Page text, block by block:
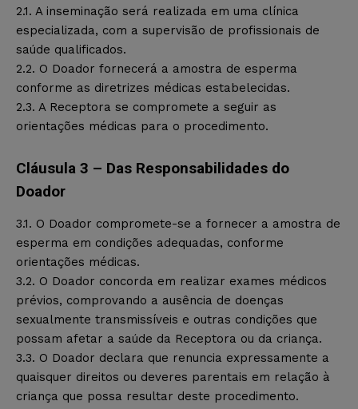
2.1. A inseminação será realizada em uma clínica
especializada, com a supervisão de profissionais de
saúde qualificados.
2.2. O Doador fornecerá a amostra de esperma
conforme as diretrizes médicas estabelecidas.
2.3. A Receptora se compromete a seguir as
orientações médicas para o procedimento.
Cláusula 3 – Das Responsabilidades do
Doador
3.1. O Doador compromete-se a fornecer a amostra de
esperma em condições adequadas, conforme
orientações médicas.
3.2. O Doador concorda em realizar exames médicos
prévios, comprovando a ausência de doenças
sexualmente transmissíveis e outras condições que
possam afetar a saúde da Receptora ou da criança.
3.3. O Doador declara que renuncia expressamente a
quaisquer direitos ou deveres parentais em relação à
criança que possa resultar deste procedimento.